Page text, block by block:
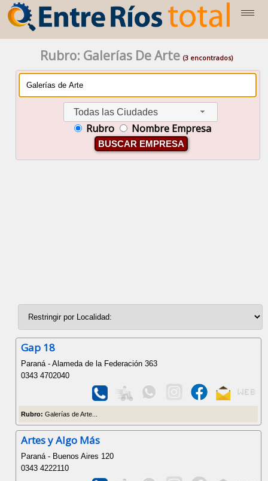
Rubro: Galerías De Arte(3 encontrados)
Todas las Ciudades
Rubro Nombre Empresa
BUSCAR EMPRESA
Gap 18
Paraná - Alameda de la Federación 363
0343 4702040
Rubro: Galerías de Arte...
Artes y Algo Más
Paraná - Buenos Aires 120
0343 4222110